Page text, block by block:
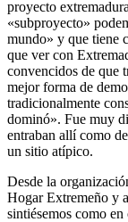
proyecto
«subproyecto»
mundo» y que tiene
que ver con
convencidos de que
mejor forma de
tradicionalmente
dominó». Fue muy
entraban allí como
un sitio atípico.
Desde la
Hogar Extremeño y
sintiésemos como